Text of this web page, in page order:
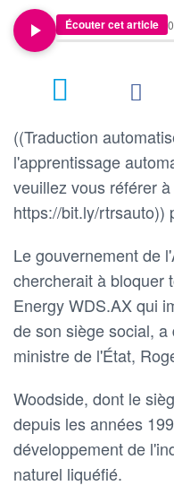
Écouter cet article
((Traduction
l'apprentissage
veuillez vous référer
https://bit.ly/rtrsauto))
Le gouvernement de
chercherait à bloquer
Energy WDS.AX qui
de son siège social,
ministre de l'État,
Woodside, dont le
depuis les années
développement de
naturel liquéfié.